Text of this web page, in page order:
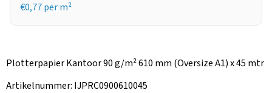
€0,77per m²
Plotterpapier Kantoor 90 g/m² 610 mm (Oversize A1) x 45 mtr
Artikelnummer: IJPRC0900610045